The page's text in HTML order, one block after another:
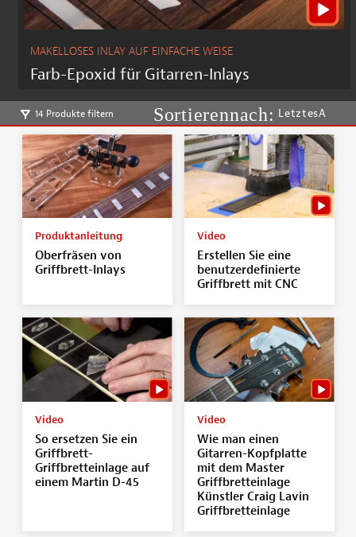
MAKELLOSES INLAY AUF EINFACHE WEISE
Farb-Epoxid für Gitarren-Inlays
14 Produkte filtern LetztesA
Produktanleitung
Oberfräsen von
Griffbrett-Inlays
Video
Erstellen Sie eine
benutzerdefinierte
Griffbrett mit CNC
Video
So ersetzen Sie ein
Griffbrett-
Griffbretteinlage auf
einem Martin D-45
Video
Wie man einen
Gitarren-Kopfplatte
mit dem Master
Griffbretteinlage
Künstler Craig Lavin
Griffbretteinlage